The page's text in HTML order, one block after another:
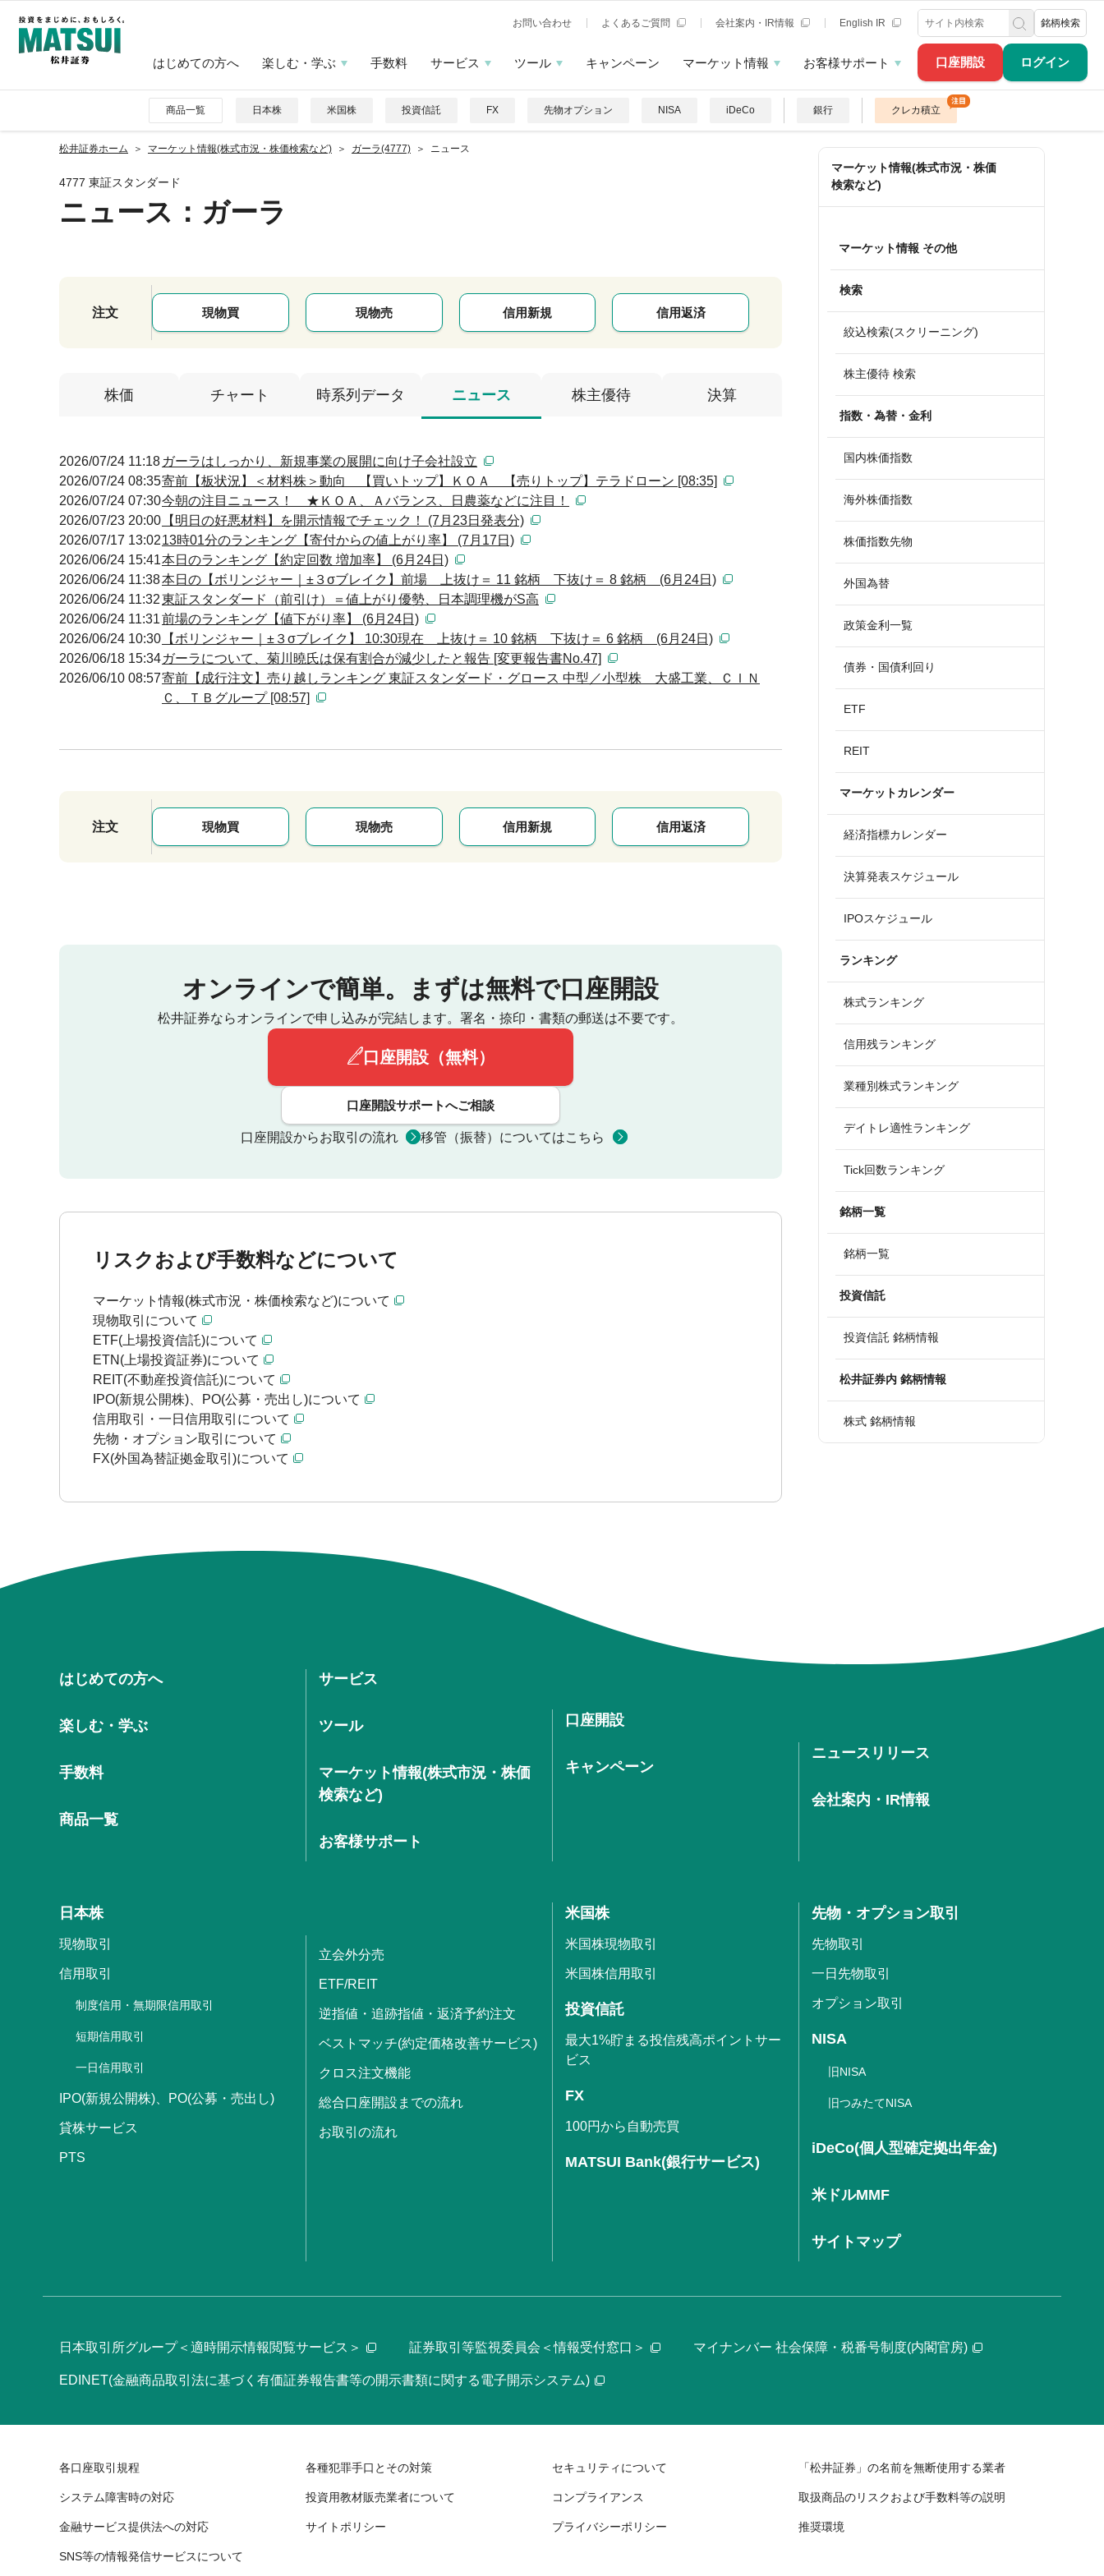
口座開設 ログイン
お問い合わせ よくあるご質問 会社案内・IR情報 English IR 銘柄検索
はじめての方へ 楽しむ・学ぶ 手数料 サービス ツール キャンペーン マーケット情報 お客様サポート
商品一覧 日本株 米国株 投資信託 FX 先物オプション NISA iDeCo 銀行 クレカ積立
松井証券ホーム マーケット情報(株式市況・株価検索など) ガーラ(4777) ニュース
4777 東証スタンダード
ニュース ：ガーラ
注文 現物買 現物売 信用新規 信用返済
株価 チャート 時系列データ ニュース 株主優待 決算
2026/07/24 11:18 ガーラはしっかり、新規事業の展開に向け子会社設立
2026/07/24 08:35寄前【板状況】＜材料株＞動向 【買いトップ】ＫＯＡ 【売りトップ】テラドローン [08:35]
2026/07/24 07:30今朝の注目ニュース！ ★ＫＯＡ、Ａバランス、日農薬などに注目！
2026/07/23 20:00 【明日の好悪材料】を開示情報でチェック！ (7月23日発表分)
2026/07/17 13:0213時01分のランキング【寄付からの値上がり率】 (7月17日)
2026/06/24 15:41本日のランキング【約定回数 増加率】 (6月24日)
2026/06/24 11:38本日の【ボリンジャー｜±３σブレイク】前場 上抜け＝ 11 銘柄 下抜け＝ 8 銘柄 (6月24日)
2026/06/24 11:32東証スタンダード（前引け）＝値上がり優勢、日本調理機がS高
2026/06/24 11:31前場のランキング【値下がり率】 (6月24日)
2026/06/24 10:30 【ボリンジャー｜±３σブレイク】 10:30現在 上抜け＝ 10 銘柄 下抜け＝ 6 銘柄 (6月24日)
2026/06/18 15:34ガーラについて、菊川曉氏は保有割合が減少したと報告 [変更報告書No.47]
2026/06/10 08:57寄前【成行注文】売り越しランキング 東証スタンダード・グロース 中型／小型株 大盛工業、ＣＩＮ
Ｃ、ＴＢグループ [08:57]
注文 現物買 現物売 信用新規 信用返済
オンラインで簡単。 まずは無料で口座開設
松井証券ならオンラインで申し込みが完結します。 署名・捺印・書類の郵送は不要です。
口座開設（無料）
口座開設サポートへご相談
口座開設からお取引の流れ 移管（振替）についてはこちら
リスクおよび手数料などについて
マーケット情報(株式市況・株価検索など)について
現物取引について
ETF(上場投資信託)について
ETN(上場投資証券)について
REIT(不動産投資信託)について
IPO(新規公開株)、PO(公募・売出し)について
信用取引・一日信用取引について
先物・オプション取引について
FX(外国為替証拠金取引)について
マーケット情報(株式市況・株価
検索など)
マーケット情報 その他
検索
絞込検索(スクリーニング)
株主優待 検索
指数・為替・金利
国内株価指数
海外株価指数
株価指数先物
外国為替
政策金利一覧
債券・国債利回り
ETF
REIT
マーケットカレンダー
経済指標カレンダー
決算発表スケジュール
IPOスケジュール
ランキング
株式ランキング
信用残ランキング
業種別株式ランキング
デイトレ適性ランキング
Tick回数ランキング
銘柄一覧
銘柄一覧
投資信託
投資信託 銘柄情報
松井証券内 銘柄情報
株式 銘柄情報
はじめての方へ
楽しむ・学ぶ
手数料
商品一覧
サービス
ツール
マーケット情報(株式市況・株価
検索など)
お客様サポート
口座開設
キャンペーン
ニュースリリース
会社案内・IR情報
日本株
現物取引
信用取引
制度信用・無期限信用取引
短期信用取引
一日信用取引
IPO(新規公開株)、PO(公募・売出し)
貸株サービス
PTS
立会外分売
ETF/REIT
逆指値・追跡指値・返済予約注文
ベストマッチ(約定価格改善サービス)
クロス注文機能
総合口座開設までの流れ
お取引の流れ
米国株
米国株現物取引
米国株信用取引
投資信託
最大1%貯まる投信残高ポイントサー
ビス
FX
100円から自動売買
MATSUI Bank(銀行サービス)
先物・オプション取引
先物取引
一日先物取引
オプション取引
NISA
旧NISA
旧つみたてNISA
iDeCo(個人型確定拠出年金)
米ドルMMF
サイトマップ
日本取引所グループ＜適時開示情報閲覧サービス＞ 証券取引等監視委員会＜情報受付窓口＞ マイナンバー 社会保障・税番号制度(内閣官房)
EDINET(金融商品取引法に基づく有価証券報告書等の開示書類に関する電子開示システム)
各口座取引規程 各種犯罪手口とその対策 セキュリティについて 「松井証券」の名前を無断使用する業者
システム障害時の対応 投資用教材販売業者について コンプライアンス 取扱商品のリスクおよび手数料等の説明
金融サービス提供法への対応 サイトポリシー プライバシーポリシー 推奨環境
SNS等の情報発信サービスについて